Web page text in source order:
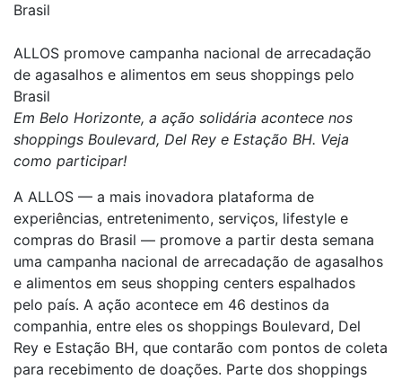
Brasil
ALLOS promove campanha nacional de arrecadação
de agasalhos e alimentos em seus shoppings pelo
Brasil
Em Belo Horizonte, a ação solidária acontece nos
shoppings Boulevard, Del Rey e Estação BH. Veja
como participar!
A ALLOS — a mais inovadora plataforma de
experiências, entretenimento, serviços, lifestyle e
compras do Brasil — promove a partir desta semana
uma campanha nacional de arrecadação de agasalhos
e alimentos em seus shopping centers espalhados
pelo país. A ação acontece em 46 destinos da
companhia, entre eles os shoppings Boulevard, Del
Rey e Estação BH, que contarão com pontos de coleta
para recebimento de doações. Parte dos shoppings